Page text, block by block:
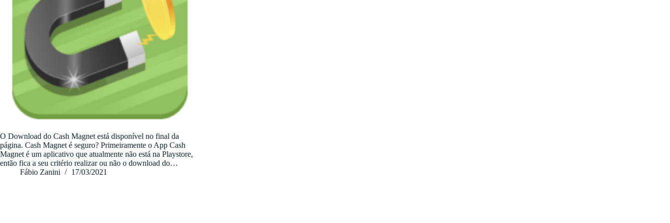
O Download do Cash Magnet está disponível no final da
página. Cash Magnet é seguro? Primeiramente o App Cash
Magnet é um aplicativo que atualmente não está na Playstore,
então fica a seu critério realizar ou não o download do…
Fábio Zanini
17/03/2021